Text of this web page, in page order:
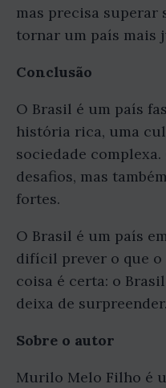
mas precisa superar
tornar um país mais
Conclusão
O Brasil é um país
história rica, uma
sociedade
desafios, mas
fortes.
O Brasil é um país
difícil prever o que o
coisa é certa: o
deixa de surpreender.
Sobre o autor
Murilo Melo Filho é